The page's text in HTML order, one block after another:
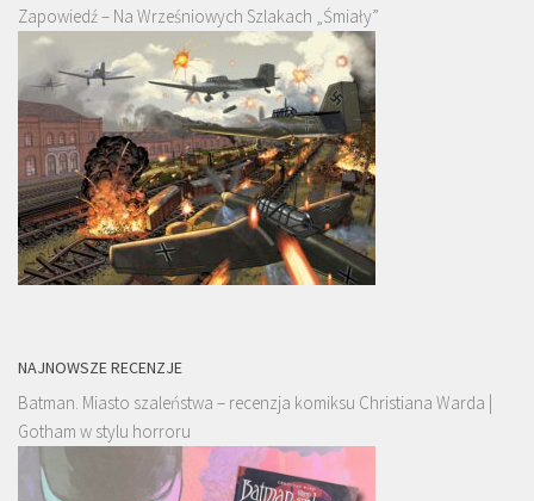
Zapowiedź – Na Wrześniowych Szlakach „Śmiały”
NAJNOWSZE RECENZJE
Batman. Miasto szaleństwa – recenzja komiksu Christiana Warda |
Gotham w stylu horroru